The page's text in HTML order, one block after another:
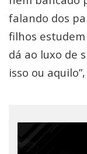
falando dos
filhos
dá ao luxo de
isso ou